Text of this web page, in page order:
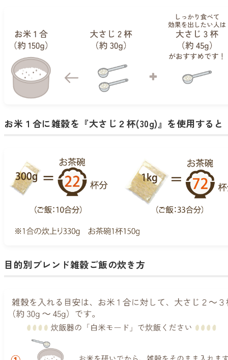
お米１合に雑穀を『大さじ２杯(30g)』を使用すると
目的別ブレンド雑穀ご飯の炊き方